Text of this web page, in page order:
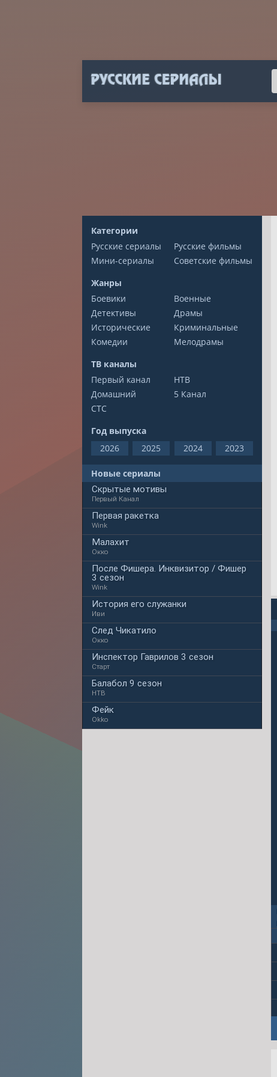
Категории
Русские сериалы
Русские фильмы
Мини-сериалы
Советские фильмы
Жанры
Боевики
Военные
Детективы
Драмы
Исторические
Криминальные
Комедии
Мелодрамы
ТВ каналы
Первый канал
НТВ
Домашний
5 Канал
СТС
Год выпуска
2026
2025 2024 2023
Новые сериалы
Скрытые мотивы
Первый Канал
Первая ракетка
Wink
Малахит
Окко
После Фишера. Инквизитор / Фишер
3 сезон
Wink
История его служанки
Иви
След Чикатило
Окко
Инспектор Гаврилов 3 сезон
Старт
Балабол 9 сезон
НТВ
Фейк
Okko